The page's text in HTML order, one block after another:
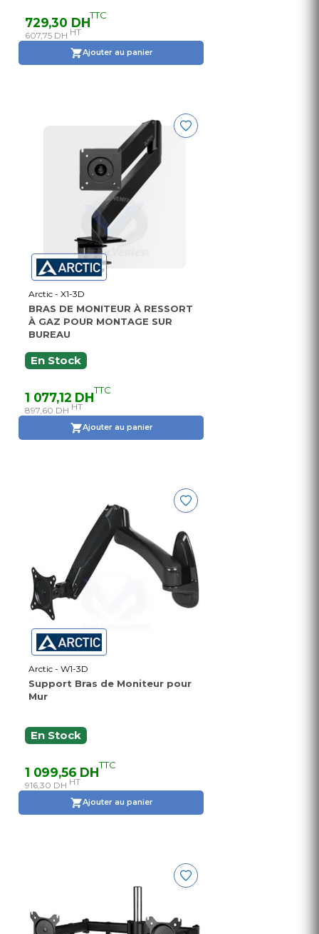
729,30 DHTTC
607,75 DH HT
Ajouter au panier
Arctic - X1-3D
BRAS DE MONITEUR À RESSORT
À GAZ POUR MONTAGE SUR
BUREAU
En Stock
1 077,12 DHTTC
897,60 DH HT
Ajouter au panier
Arctic - W1-3D
Support Bras de Moniteur pour
Mur
En Stock
1 099,56 DHTTC
916,30 DH HT
Ajouter au panier